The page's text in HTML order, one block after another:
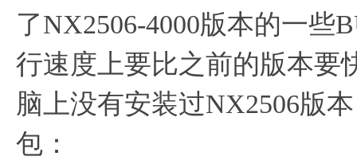
了NX2506-4000版本的一些
行速度上要比之前的版本要
脑上没有安装过NX2506版
包：